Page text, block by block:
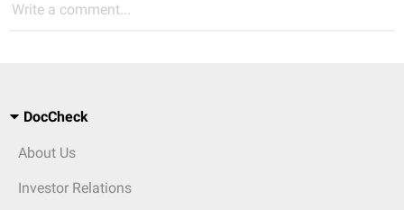
Write a comment...
DocCheck
About Us
Investor Relations